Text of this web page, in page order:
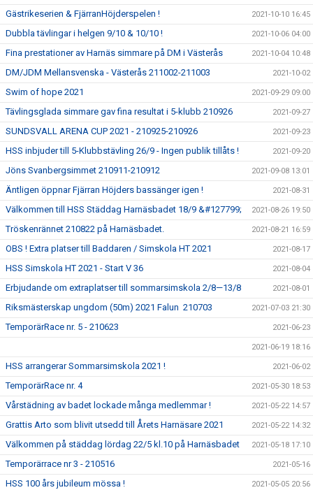
Gästrikeserien & FjärranHöjderspelen ! 2021-10-10 16:45
Dubbla tävlingar i helgen 9/10 & 10/10 ! 2021-10-06 04:00
Fina prestationer av Harnäs simmare på DM i Västerås 2021-10-04 10:48
DM/JDM Mellansvenska - Västerås 211002-211003 2021-10-02
Swim of hope 2021 2021-09-29 09:00
Tävlingsglada simmare gav fina resultat i 5-klubb 210926 2021-09-27
SUNDSVALL ARENA CUP 2021 - 210925-210926 2021-09-23
HSS inbjuder till 5-Klubbstävling 26/9 - Ingen publik tillåts ! 2021-09-20
Jöns Svanbergsimmet 210911-210912 2021-09-08 13:01
Äntligen öppnar Fjärran Höjders bassänger igen ! 2021-08-31
Välkommen till HSS Städdag Harnäsbadet 18/9 &#127799; 2021-08-26 19:50
Tröskenrännet 210822 på Harnäsbadet. 2021-08-21 16:59
OBS ! Extra platser till Baddaren / Simskola HT 2021 2021-08-17
HSS Simskola HT 2021 - Start V 36 2021-08-04
Erbjudande om extraplatser till sommarsimskola 2/8—13/8 2021-08-01
Riksmästerskap ungdom (50m) 2021 Falun 210703 2021-07-03 21:30
TemporärRace nr. 5 - 210623 2021-06-23
2021-06-19 18:16
HSS arrangerar Sommarsimskola 2021 ! 2021-06-02
TemporärRace nr. 4 2021-05-30 18:53
Vårstädning av badet lockade många medlemmar ! 2021-05-22 14:57
Grattis Arto som blivit utsedd till Årets Harnäsare 2021 2021-05-22 14:32
Välkommen på städdag lördag 22/5 kl.10 på Harnäsbadet 2021-05-18 17:10
Temporärrace nr 3 - 210516 2021-05-16
HSS 100 års jubileum mössa ! 2021-05-05 20:56